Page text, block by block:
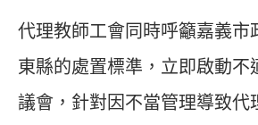
代理教師工會同時呼籲嘉義市
東縣的處置標準，立即啟動不
議會，針對因不當管理導致代